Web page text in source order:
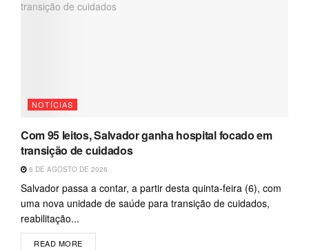
NOTÍCIAS
Com 95 leitos, Salvador ganha hospital focado em
transição de cuidados
6 DE AGOSTO DE 2026
Salvador passa a contar, a partir desta quinta-feira (6), com
uma nova unidade de saúde para transição de cuidados,
reabilitação...
READ MORE